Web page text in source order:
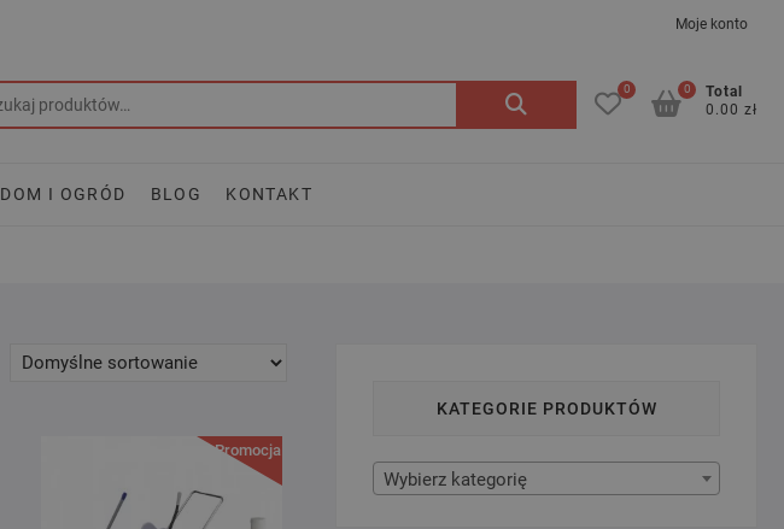
Moje konto
Szukaj: 0
Total
0.00 zł
0
DOM I OGRÓD BLOG KONTAKT
Promocja!
KATEGORIE PRODUKTÓW
Wybierz kategorię